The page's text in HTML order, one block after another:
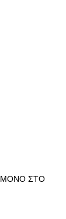
ΜΟΝΟ ΣΤΟ